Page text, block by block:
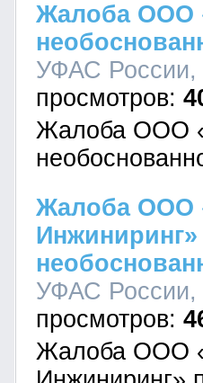
Жалоба ООО
УФАС России,
Жалоба ООО
Жалоба ООО
Инжиниринг»
УФАС России,
Жалоба ООО